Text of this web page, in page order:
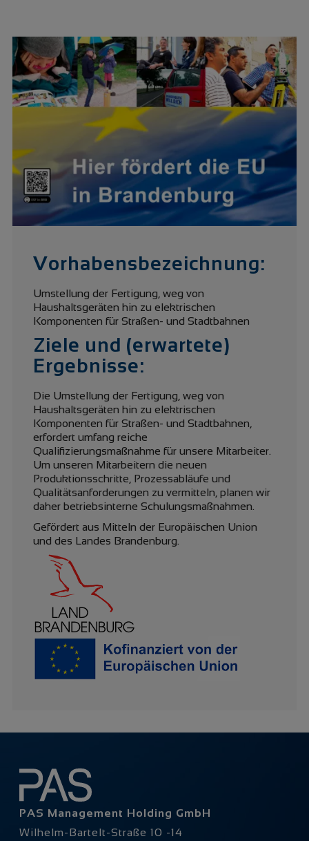
Vorhabensbezeichnung:
Umstellung der Fertigung, weg von
Haushaltsgeräten hin zu elektrischen
Komponenten für Straßen- und Stadtbahnen
Ziele und (erwartete)
Ergebnisse:
Die Umstellung der Fertigung, weg von
Haushaltsgeräten hin zu elektrischen
Komponenten für Straßen- und Stadtbahnen,
erfordert umfang reiche
Qualifizierungsmaßnahme für unsere Mitarbeiter.
Um unseren Mitarbeitern die neuen
Produktionsschritte, Prozessabläufe und
Qualitätsanforderungen zu vermitteln, planen wir
daher betriebsinterne Schulungsmaßnahmen.
Gefördert aus Mitteln der Europäischen Union
und des Landes Brandenburg.
PAS Management Holding GmbH
Wilhelm-Bartelt-Straße 10 -14